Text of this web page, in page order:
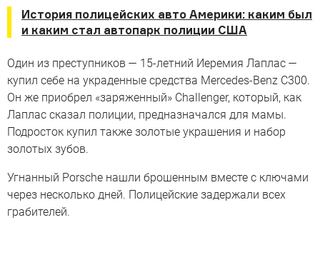
История полицейских авто Америки: каким был
и каким стал автопарк полиции США
Один из преступников — 15-летний Иеремия Лаплас —
купил себе на украденные средства Mercedes-Benz C300.
Он же приобрел «заряженный» Challenger, который, как
Лаплас сказал полиции, предназначался для мамы.
Подросток купил также золотые украшения и набор
золотых зубов.
Угнанный Porsche нашли брошенным вместе с ключами
через несколько дней. Полицейские задержали всех
грабителей.